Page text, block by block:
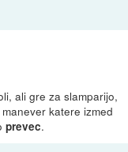
ali gre za slamparijo,
katere izmed
prevec.